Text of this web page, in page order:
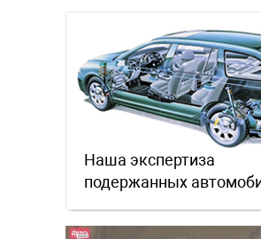
Наша экспертиза
подержанных